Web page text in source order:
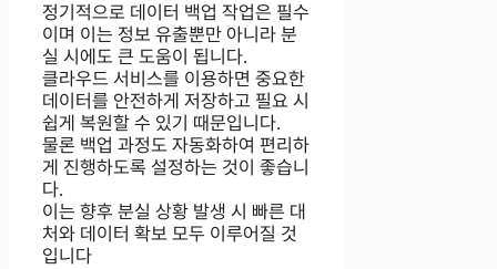
정기적으로 데이터 백업 작업은 필수
이며 이는 정보 유출뿐만 아니라 분
실 시에도 큰 도움이 됩니다.
클라우드 서비스를 이용하면 중요한
데이터를 안전하게 저장하고 필요 시
쉽게 복원할 수 있기 때문입니다.
물론 백업 과정도 자동화하여 편리하
게 진행하도록 설정하는 것이 좋습니
다.
이는 향후 분실 상황 발생 시 빠른 대
처와 데이터 확보 모두 이루어질 것
입니다